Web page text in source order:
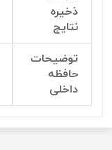
ذخیره
نتایج
توضیحات
حافظه
داخلی